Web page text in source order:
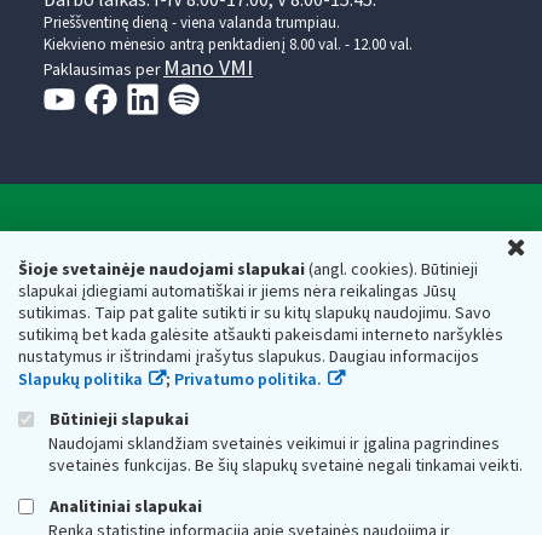
Šioje svetainėje naudojami slapukai(angl. cookies). Būtinieji
slapukai įdiegiami automatiškai ir jiems nėra reikalingas Jūsų
sutikimas. Taip pat galite sutikti ir su kitų slapukų naudojimu. Savo
sutikimą bet kada galėsite atšaukti pakeisdami interneto naršyklės
nustatymus ir ištrindami įrašytus slapukus. Daugiau informacijos
Slapukų politika
; Privatumo politika.
Būtinieji slapukai
Naudojami sklandžiam svetainės veikimui ir įgalina pagrindines
svetainės funkcijas. Be šių slapukų svetainė negali tinkamai veikti.
Analitiniai slapukai
Prieššventinę dieną - viena valanda trumpiau.
Kiekvieno mėnesio antrą penktadienį 8.00 val. - 12.00 val.
Paklausimas per Mano VMI
Respublikos finansų ministerijos
Biudžetinė įstaiga. Juridinio asmens kodas — 188659752,
adresas: Vasario 16-osios g. 14, 01107 Vilnius, Lietuva, el.paštas:
vmi@vmi.lt, E. pristatymo dėžutės adresas 188659752
Duomenys apie Valstybinę mokesčių inspekciją prie Lietuvos
Respublikos finansų ministerijos kaupiami ir saugomi Juridinių